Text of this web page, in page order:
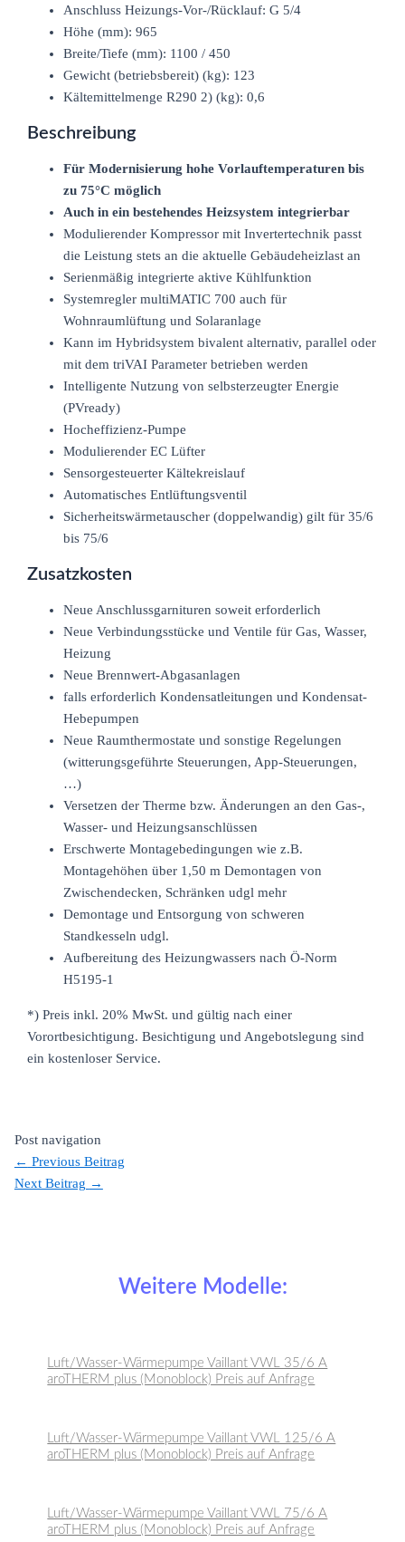
Anschluss Heizungs-Vor-/Rücklauf: G 5/4
Höhe (mm): 965
Breite/Tiefe (mm): 1100 / 450
Gewicht (betriebsbereit) (kg): 123
Kältemittelmenge R290 2) (kg): 0,6
Beschreibung
Für Modernisierung hohe Vorlauftemperaturen bis
zu 75°C möglich
Auch in ein bestehendes Heizsystem integrierbar
Modulierender Kompressor mit Invertertechnik passt
die Leistung stets an die aktuelle Gebäudeheizlast an
Serienmäßig integrierte aktive Kühlfunktion
Systemregler multiMATIC 700 auch für
Wohnraumlüftung und Solaranlage
Kann im Hybridsystem bivalent alternativ, parallel oder
mit dem triVAI Parameter betrieben werden
Intelligente Nutzung von selbsterzeugter Energie
(PVready)
Hocheffizienz-Pumpe
Modulierender EC Lüfter
Sensorgesteuerter Kältekreislauf
Automatisches Entlüftungsventil
Sicherheitswärmetauscher (doppelwandig) gilt für 35/6
bis 75/6
Zusatzkosten
Neue Anschlussgarnituren soweit erforderlich
Neue Verbindungsstücke und Ventile für Gas, Wasser,
Heizung
Neue Brennwert-Abgasanlagen
falls erforderlich Kondensatleitungen und Kondensat-
Hebepumpen
Neue Raumthermostate und sonstige Regelungen
(witterungsgeführte Steuerungen, App-Steuerungen,
…)
Versetzen der Therme bzw. Änderungen an den Gas-,
Wasser- und Heizungsanschlüssen
Erschwerte Montagebedingungen wie z.B.
Montagehöhen über 1,50 m Demontagen von
Zwischendecken, Schränken udgl mehr
Demontage und Entsorgung von schweren
Standkesseln udgl.
Aufbereitung des Heizungwassers nach Ö-Norm
H5195-1
*) Preis inkl. 20% MwSt. und gültig nach einer
Vorortbesichtigung. Besichtigung und Angebotslegung sind
ein kostenloser Service.
Post navigation
← Previous Beitrag
Next Beitrag →
Weitere Modelle:
Luft/Wasser-Wärmepumpe Vaillant VWL 35/6 A
aroTHERM plus (Monoblock) Preis auf Anfrage
Luft/Wasser-Wärmepumpe Vaillant VWL 125/6 A
aroTHERM plus (Monoblock) Preis auf Anfrage
Luft/Wasser-Wärmepumpe Vaillant VWL 75/6 A
aroTHERM plus (Monoblock) Preis auf Anfrage